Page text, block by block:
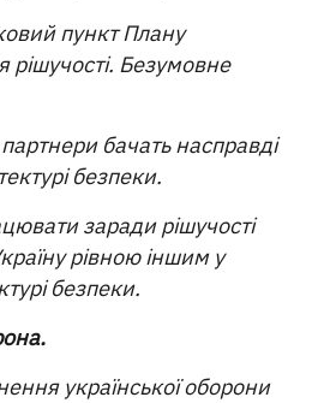
пункт Плану
рішучості. Безумовне
бачать насправді
безпеки.
заради рішучості
рівною іншим у
безпеки.
української оборони